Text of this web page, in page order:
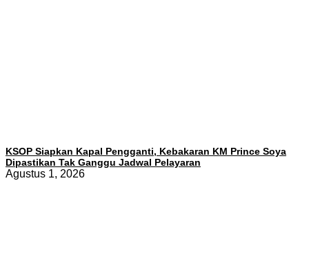
KSOP Siapkan Kapal Pengganti, Kebakaran KM Prince Soya
Dipastikan Tak Ganggu Jadwal Pelayaran
Agustus 1, 2026